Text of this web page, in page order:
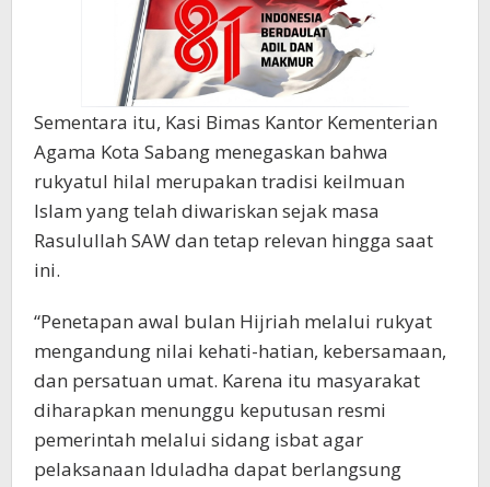
Sementara itu, Kasi Bimas Kantor Kementerian
Agama Kota Sabang menegaskan bahwa
rukyatul hilal merupakan tradisi keilmuan
Islam yang telah diwariskan sejak masa
Rasulullah SAW dan tetap relevan hingga saat
ini.
“Penetapan awal bulan Hijriah melalui rukyat
mengandung nilai kehati-hatian, kebersamaan,
dan persatuan umat. Karena itu masyarakat
diharapkan menunggu keputusan resmi
pemerintah melalui sidang isbat agar
pelaksanaan Iduladha dapat berlangsung